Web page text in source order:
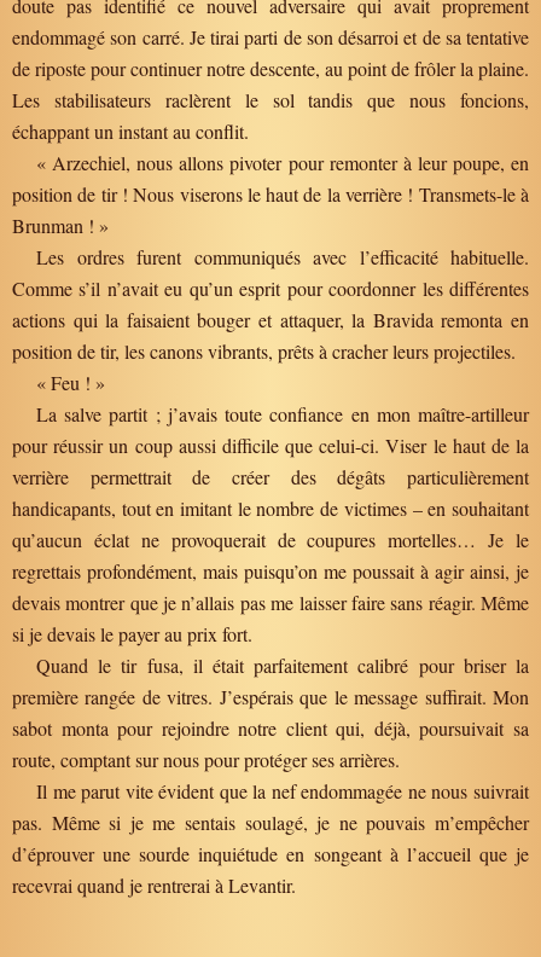
doute pas identifié ce nouvel adversaire qui avait proprement
endommagé son carré. Je tirai parti de son désarroi et de sa tentative
de riposte pour continuer notre descente, au point de frôler la plaine.
Les stabilisateurs raclèrent le sol tandis que nous foncions,
échappant un instant au conflit.
« Arzechiel, nous allons pivoter pour remonter à leur poupe, en
position de tir ! Nous viserons le haut de la verrière ! Transmets-le à
Brunman ! »
Les ordres furent communiqués avec l’efficacité habituelle.
Comme s’il n’avait eu qu’un esprit pour coordonner les différentes
actions qui la faisaient bouger et attaquer, la Bravida remonta en
position de tir, les canons vibrants, prêts à cracher leurs projectiles.
« Feu ! »
La salve partit ; j’avais toute confiance en mon maître-artilleur
pour réussir un coup aussi difficile que celui-ci. Viser le haut de la
verrière permettrait de créer des dégâts particulièrement
handicapants, tout en imitant le nombre de victimes – en souhaitant
qu’aucun éclat ne provoquerait de coupures mortelles… Je le
regrettais profondément, mais puisqu’on me poussait à agir ainsi, je
devais montrer que je n’allais pas me laisser faire sans réagir. Même
si je devais le payer au prix fort.
Quand le tir fusa, il était parfaitement calibré pour briser la
première rangée de vitres. J’espérais que le message suffirait. Mon
sabot monta pour rejoindre notre client qui, déjà, poursuivait sa
route, comptant sur nous pour protéger ses arrières.
Il me parut vite évident que la nef endommagée ne nous suivrait
pas. Même si je me sentais soulagé, je ne pouvais m’empêcher
d’éprouver une sourde inquiétude en songeant à l’accueil que je
recevrai quand je rentrerai à Levantir.